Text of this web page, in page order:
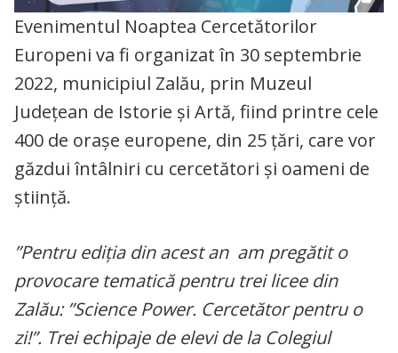
Evenimentul Noaptea Cercetătorilor
Europeni va fi organizat în 30 septembrie
2022, municipiul Zalău, prin Muzeul
Județean de Istorie și Artă, fiind printre cele
400 de orașe europene, din 25 țări, care vor
găzdui întâlniri cu cercetători și oameni de
știință.
”Pentru ediția din acest an am pregătit o
provocare tematică pentru trei licee din
Zalău: ”Science Power. Cercetător pentru o
zi!”. Trei echipaje de elevi de la Colegiul